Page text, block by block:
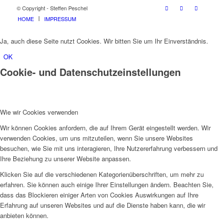
© Copyright - Steffen Peschel
HOME
IMPRESSUM
Ja, auch diese Seite nutzt Cookies. Wir bitten Sie um Ihr Einverständnis.
OK
Cookie- und Datenschutzeinstellungen
Wie wir Cookies verwenden
Wir können Cookies anfordern, die auf Ihrem Gerät eingestellt werden. Wir
verwenden Cookies, um uns mitzuteilen, wenn Sie unsere Websites
besuchen, wie Sie mit uns interagieren, Ihre Nutzererfahrung verbessern und
Ihre Beziehung zu unserer Website anpassen.
Klicken Sie auf die verschiedenen Kategorienüberschriften, um mehr zu
erfahren. Sie können auch einige Ihrer Einstellungen ändern. Beachten Sie,
dass das Blockieren einiger Arten von Cookies Auswirkungen auf Ihre
Erfahrung auf unseren Websites und auf die Dienste haben kann, die wir
anbieten können.